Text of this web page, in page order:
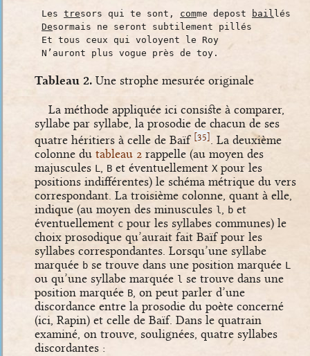
Les tresors qui te sont, comme depost bail lés
Desormais ne seront subtilement pillés
Et tous ceux qui voloyent le Roy
N’auront plus vogue près de toy.
Tableau 2. Une strophe mesurée originale
La méthode appliquée ici consiste à comparer,
syllabe par syllabe, la prosodie de chacun de ses
quatre héritiers à celle de Baïf [35]. La deuxième
colonne du tableau 2 rappelle (au moyen des
majuscules L, B et éventuellement X pour les
positions indifférentes) le schéma métrique du vers
correspondant. La troisième colonne, quant à elle,
indique (au moyen des minuscules l, b et
éventuellement c pour les syllabes communes) le
choix prosodique qu’aurait fait Baïf pour les
syllabes correspondantes. Lorsqu’une syllabe
marquée b se trouve dans une position marquée L
ou qu’une syllabe marquée l se trouve dans une
position marquée B, on peut parler d’une
discordance entre la prosodie du poète concerné
(ici, Rapin) et celle de Baïf. Dans le quatrain
examiné, on trouve, soulignées, quatre syllabes
discordantes :